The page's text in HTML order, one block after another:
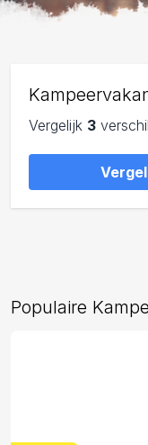
Vergelijk 3
Populaire